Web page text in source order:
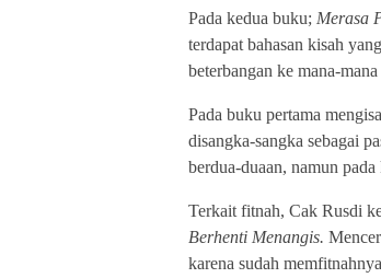
Pada kedua buku; Merasa
terdapat bahasan kisah
beterbangan ke mana-
Pada buku pertama
disangka-sangka sebagai
berdua-duaan, namun
Terkait fitnah, Cak Rusdi
Berhenti Menangis.
karena sudah